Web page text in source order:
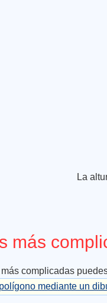
La
más
complicadas
mediante un